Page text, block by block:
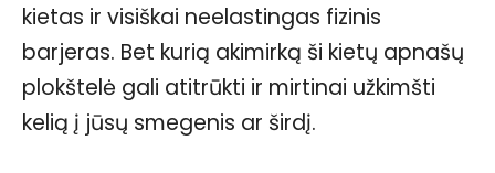
kietas ir visiškai neelastingas fizinis
barjeras. Bet kurią akimirką ši kietų apnašų
plokštelė gali atitrūkti ir mirtinai užkimšti
kelią į jūsų smegenis ar širdį.